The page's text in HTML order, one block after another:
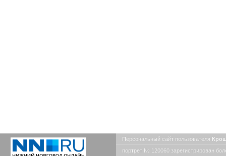
Персональный сайт пользователя
портрет № 120060 зарегистрирован